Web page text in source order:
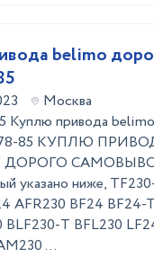
belimo
Москва
Куплю привода belimo
78-85 КУПЛЮ
САМОВЫВОЗ
указано ниже,
АFR230 ВF24 BF24-
ВLF230-Т BFL230
...